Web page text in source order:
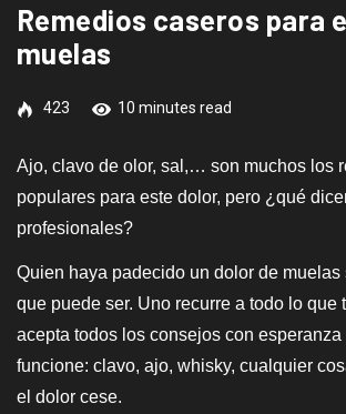
Remedios caseros para
muelas
423 10 minutes read
Ajo, clavo de olor, sal,… son muchos los
populares para este dolor, pero ¿qué
profesionales?
Quien haya padecido un dolor de muelas
que puede ser. Uno recurre a todo lo que
acepta todos los consejos con
funcione: clavo, ajo, whisky, cualquier
el dolor cese.